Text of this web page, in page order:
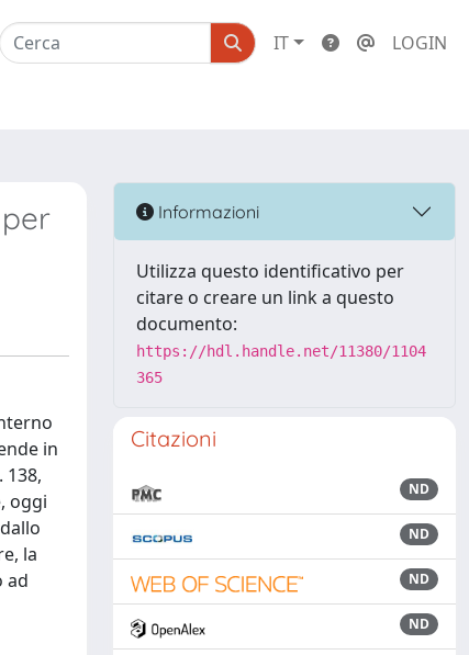
IT LOGIN
in
oggi
la
ad
Informazioni
Utilizza questo identificativo per
citare o creare un link a questo
documento:
https://hdl.handle.net/11380/1104
365
Citazioni
ND
ND
ND
ND